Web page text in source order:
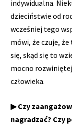
indywidualna.
dzieciństwie od
wcześniej tego
mówi, że czuje,
się, skąd się to
mocno
człowieka.
▶ Czy
nagradzać? Czy